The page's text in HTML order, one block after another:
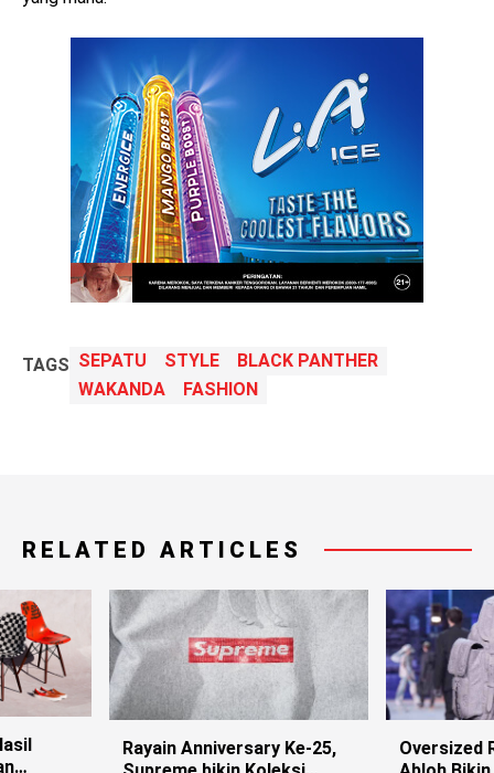
TAGS SEPATU STYLE
BLACK PANTHER
WAKANDA
FASHION
RELATED ARTICLES
Rayain Anniversary Ke-25,
Oversized